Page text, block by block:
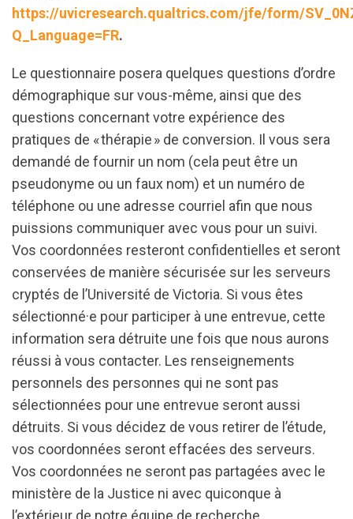
https://uvicresearch.qualtrics.com/jfe/form/
Q_Language=FR.
Le questionnaire posera quelques questions d’ordre
démographique sur vous-même, ainsi que des
questions concernant votre expérience des
pratiques de « thérapie » de conversion. Il vous sera
demandé de fournir un nom (cela peut être un
pseudonyme ou un faux nom) et un numéro de
téléphone ou une adresse courriel afin que nous
puissions communiquer avec vous pour un suivi.
Vos coordonnées resteront confidentielles et seront
conservées de manière sécurisée sur les serveurs
cryptés de l’Université de Victoria. Si vous êtes
sélectionné·e pour participer à une entrevue, cette
information sera détruite une fois que nous aurons
réussi à vous contacter. Les renseignements
personnels des personnes qui ne sont pas
sélectionnées pour une entrevue seront aussi
détruits. Si vous décidez de vous retirer de l’étude,
vos coordonnées seront effacées des serveurs.
Vos coordonnées ne seront pas partagées avec le
ministère de la Justice ni avec quiconque à
l’extérieur de notre équipe de recherche.